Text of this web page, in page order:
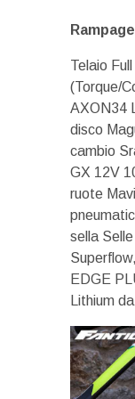
Telaio
(Torque/
AXON34
disco
cambio
GX 12V
ruote
sella
EDGE
Lithium